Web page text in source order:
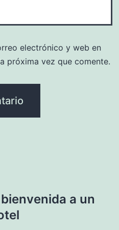
electrónico y web en
próxima vez que comente.
a un